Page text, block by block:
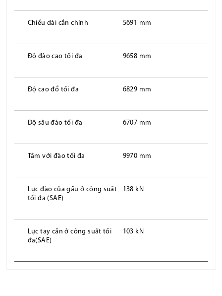
Chiều dài cần chính 5691 mm
Độ đào cao tối đa 9658 mm
Độ cao đổ tối đa 6829 mm
Độ sâu đào tối đa 6707 mm
Tầm với đào tối đa 9970 mm
Lực đào của gầu ở công suất
tối đa (SAE)
138 kN
Lực tay cần ở công suất tối
đa(SAE)
103 kN